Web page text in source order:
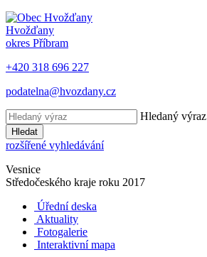
Hvožďany
okres Příbram
+420 318 696 227
podatelna@hvozdany.cz
Hledaný výraz
Hledat
rozšířené vyhledávání
Vesnice
Středočeského kraje roku 2017
Úřední deska
Aktuality
Fotogalerie
Interaktivní mapa